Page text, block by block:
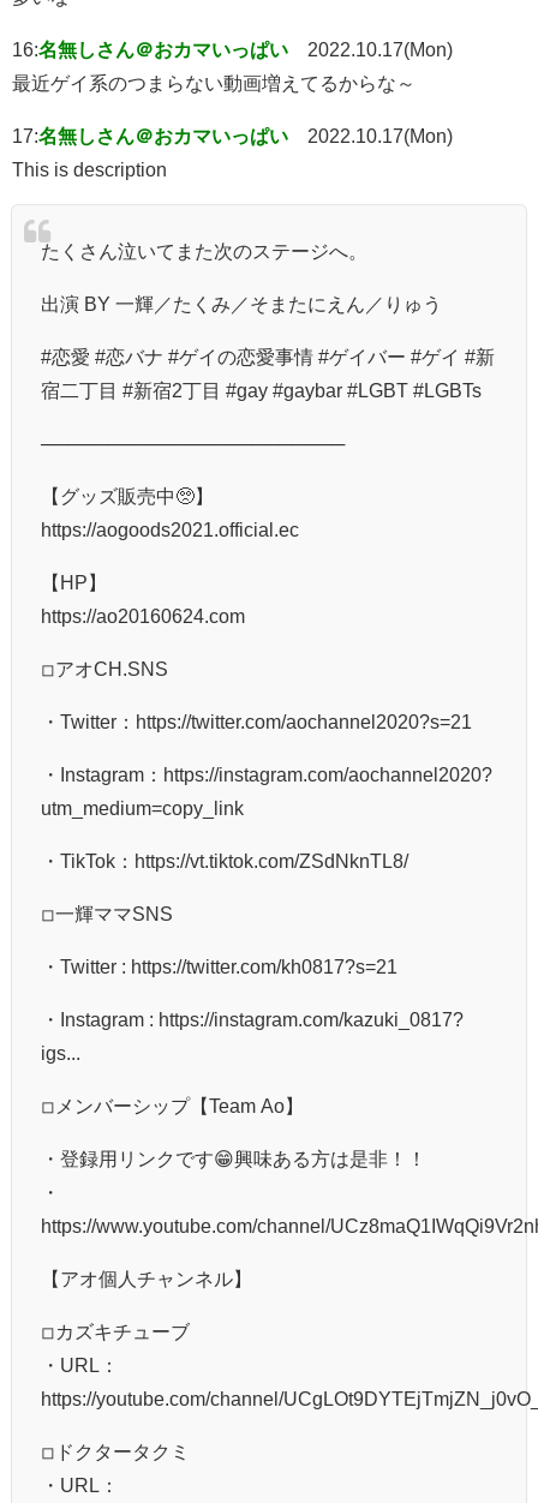
16:名無しさん＠おカマいっぱい
2022.10.17(Mon)
最近ゲイ系のつまらない動画増えてるからな～
17:名無しさん＠おカマいっぱい
2022.10.17(Mon)
This is description
たくさん泣いてまた次のステージへ。
出演 BY 一輝／たくみ／そまたにえん／りゅう
#恋愛 #恋バナ #ゲイの恋愛事情 #ゲイバー #ゲイ #新
宿二丁目 #新宿2丁目 #gay #gaybar #LGBT #LGBTs
───────────────────────
【グッズ販売中🥺】
https://aogoods2021.official.ec
【HP】
https://ao20160624.com
◽︎アオCH.SNS
・Twitter：https://twitter.com/aochannel2020?s=21
・Instagram：https://instagram.com/aochannel2020?
utm_medium=copy_link
・TikTok：https://vt.tiktok.com/ZSdNknTL8/
◽︎一輝ママSNS
・Twitter : https://twitter.com/kh0817?s=21
・Instagram : https://instagram.com/kazuki_0817?
igs...
◽︎メンバーシップ【Team Ao】
・登録用リンクです😁興味ある方は是非！！
・
https://www.youtube.com/channel/
【アオ個人チャンネル】
◽︎カズキチューブ
・URL：
https://youtube.com/channel/
◽︎ドクタータクミ
・URL：